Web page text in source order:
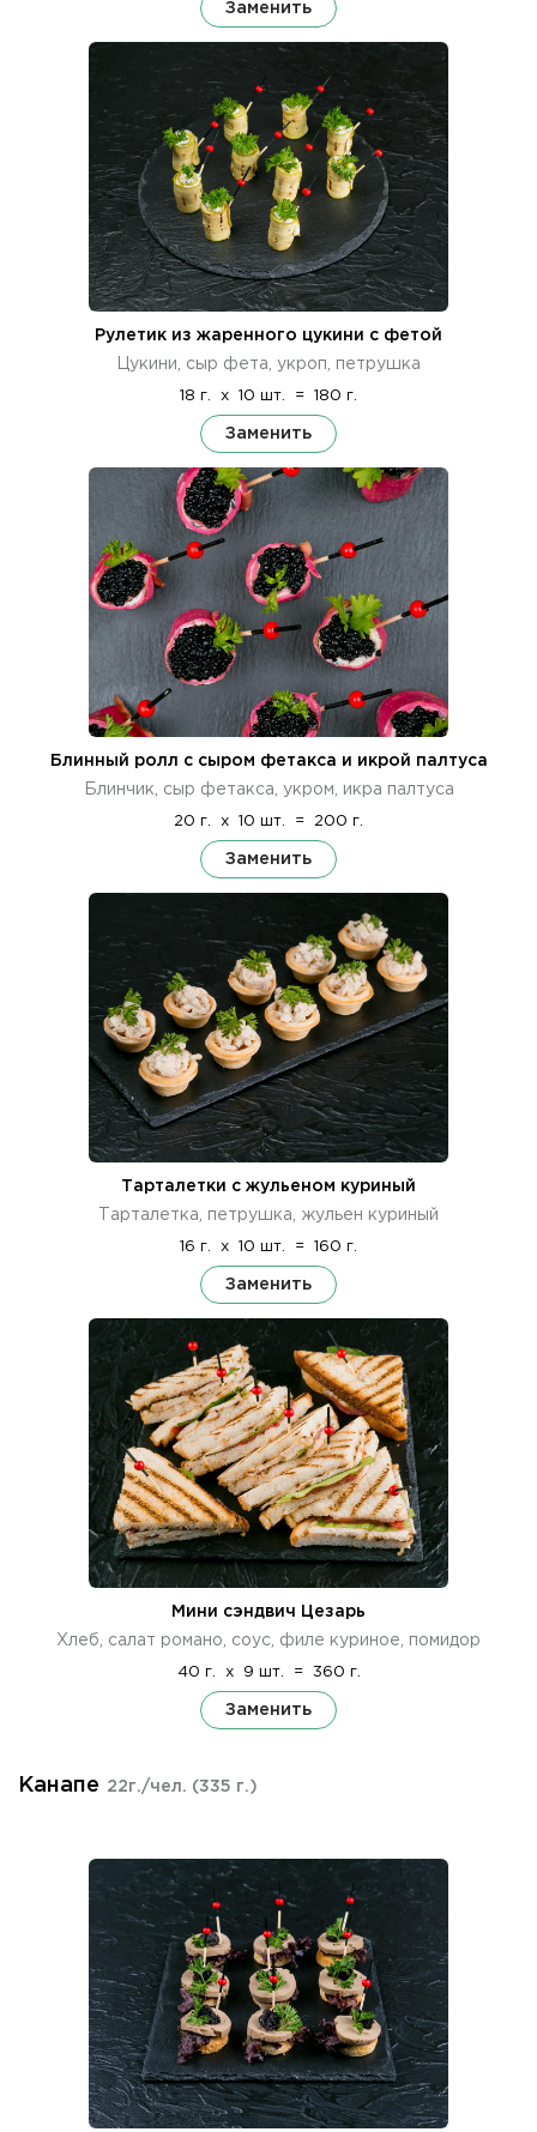
Заменить
Рулетик из жаренного цукини с фетой
Цукини, сыр фета, укроп, петрушка
18 г. x 10 шт. = 180 г.
Заменить
Блинный ролл с сыром фетакса и икрой палтуса
Блинчик, сыр фетакса, укром, икра палтуса
20 г. x 10 шт. = 200 г.
Заменить
Тарталетки с жульеном куриный
Тарталетка, петрушка, жульен куриный
16 г. x 10 шт. = 160 г.
Заменить
Мини сэндвич Цезарь
Хлеб, салат романо, соус, филе куриное, помидор
40 г. x 9 шт. = 360 г.
Заменить
Канапе 22г./чел. (335 г.)